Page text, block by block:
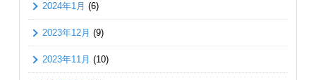
2024年1月 (6)
2023年12月 (9)
2023年11月 (10)